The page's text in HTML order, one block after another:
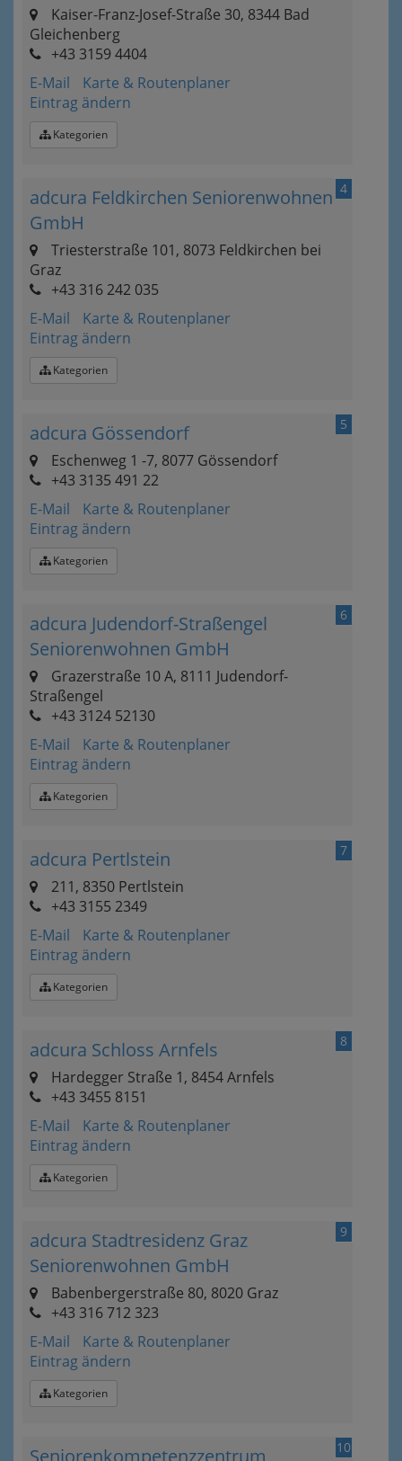
Kaiser-Franz-Josef-Straße 30, 8344 Bad
Gleichenberg
+43 3159 4404
E-Mail
Karte & Routenplaner
Eintrag ändern
Kategorien
4
adcura Feldkirchen Seniorenwohnen
GmbH
Triesterstraße 101, 8073 Feldkirchen bei
Graz
+43 316 242 035
E-Mail
Karte & Routenplaner
Eintrag ändern
Kategorien
5
adcura Gössendorf
Eschenweg 1 -7, 8077 Gössendorf
+43 3135 491 22
E-Mail
Karte & Routenplaner
Eintrag ändern
Kategorien
6
adcura Judendorf-Straßengel
Seniorenwohnen GmbH
Grazerstraße 10 A, 8111 Judendorf-
Straßengel
+43 3124 52130
E-Mail
Karte & Routenplaner
Eintrag ändern
Kategorien
7
adcura Pertlstein
211, 8350 Pertlstein
+43 3155 2349
E-Mail
Karte & Routenplaner
Eintrag ändern
Kategorien
8
adcura Schloss Arnfels
Hardegger Straße 1, 8454 Arnfels
+43 3455 8151
E-Mail
Karte & Routenplaner
Eintrag ändern
Kategorien
9
adcura Stadtresidenz Graz
Seniorenwohnen GmbH
Babenbergerstraße 80, 8020 Graz
+43 316 712 323
E-Mail
Karte & Routenplaner
Eintrag ändern
Kategorien
10
Seniorenkompetenzzentrum